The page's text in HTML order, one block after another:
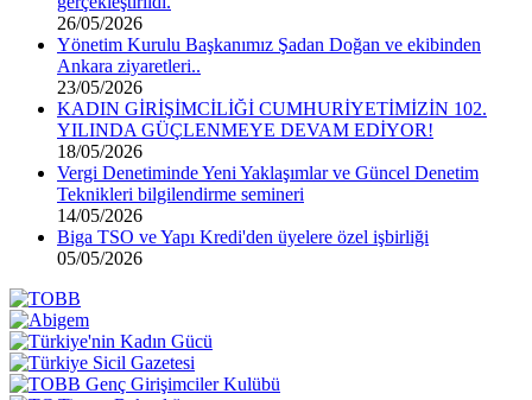
26/05/2026
Yönetim Kurulu Başkanımız Şadan Doğan ve ekibinden
Ankara ziyaretleri..
23/05/2026
KADIN GİRİŞİMCİLİĞİ CUMHURİYETİMİZİN 102.
YILINDA GÜÇLENMEYE DEVAM EDİYOR!
18/05/2026
Vergi Denetiminde Yeni Yaklaşımlar ve Güncel Denetim
Teknikleri bilgilendirme semineri
14/05/2026
Biga TSO ve Yapı Kredi'den üyelere özel işbirliği
05/05/2026